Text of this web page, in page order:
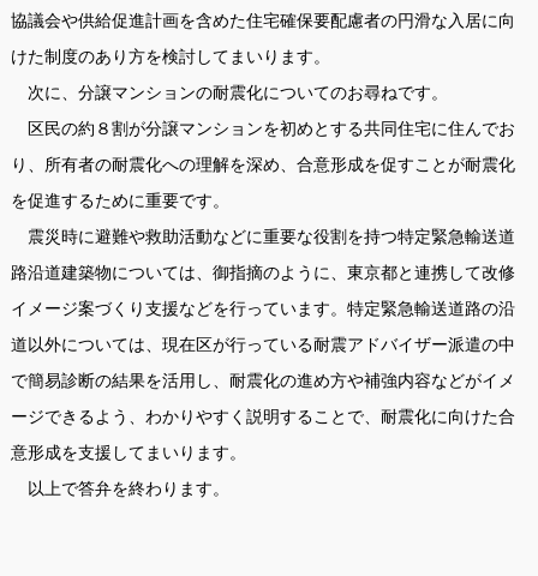
協議会や供給促進計画を含めた住宅確保要配慮者の円滑な入居に向
けた制度のあり方を検討してまいります。
次に、分譲マンションの耐震化についてのお尋ねです。
区民の約８割が分譲マンションを初めとする共同住宅に住んでお
り、所有者の耐震化への理解を深め、合意形成を促すことが耐震化
を促進するために重要です。
震災時に避難や救助活動などに重要な役割を持つ特定緊急輸送道
路沿道建築物については、御指摘のように、東京都と連携して改修
イメージ案づくり支援などを行っています。特定緊急輸送道路の沿
道以外については、現在区が行っている耐震アドバイザー派遣の中
で簡易診断の結果を活用し、耐震化の進め方や補強内容などがイメ
ージできるよう、わかりやすく説明することで、耐震化に向けた合
意形成を支援してまいります。
以上で答弁を終わります。